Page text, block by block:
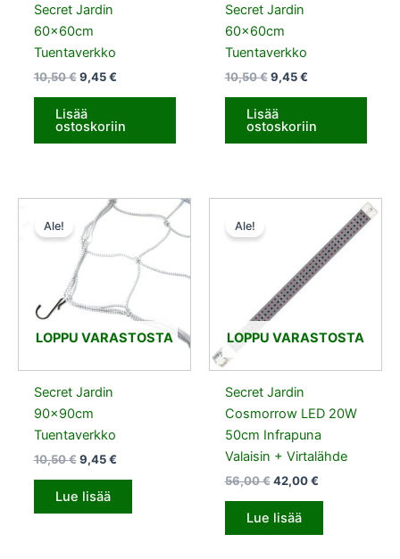
Secret Jardin
60x60cm
Tuentaverkko
10,50€ 9,45€
Lisää
ostoskoriin
Secret Jardin
60x60cm
Tuentaverkko
10,50€ 9,45€
Lisää
ostoskoriin
LOPPU VARASTOSTA
Ale!
Secret Jardin
90x90cm
Tuentaverkko
10,50€
Alkuperäinen
hinta
oli:
10,50 €.
9,45€
Nykyinen
hinta
9,45 €.
Lue lisää
LOPPU VARASTOSTA
Ale!
Secret Jardin
Cosmorrow LED 20W
50cm Infrapuna
Valaisin + Virtalähde
56,00€
56,00 €.
42,00€
Nykyinen
on:
42,00 €.
Lue lisää